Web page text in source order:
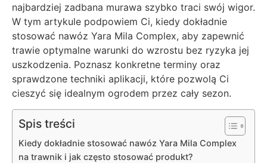
najbardziej zadbana murawa szybko traci swój wigor.
W tym artykule podpowiem Ci, kiedy dokładnie
stosować nawóz Yara Mila Complex, aby zapewnić
trawie optymalne warunki do wzrostu bez ryzyka jej
uszkodzenia. Poznasz konkretne terminy oraz
sprawdzone techniki aplikacji, które pozwolą Ci
cieszyć się idealnym ogrodem przez cały sezon.
Spis treści
Kiedy dokładnie stosować nawóz Yara Mila Complex
na trawnik i jak często stosować produkt?